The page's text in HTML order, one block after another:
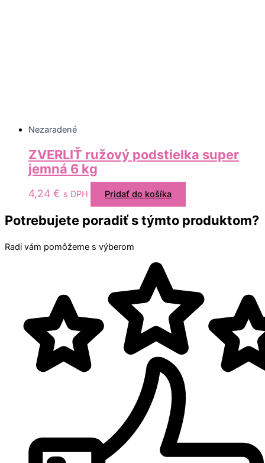
Nezaradené
ZVERLIŤ ružový podstielka super
jemná 6 kg
4,24 € s DPH Pridať do košíka
Potrebujete poradiť s týmto produktom?
Radi vám pomôžeme s výberom